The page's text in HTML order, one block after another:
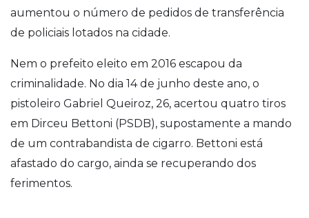
aumentou o número de pedidos de transferência
de policiais lotados na cidade.
Nem o prefeito eleito em 2016 escapou da
criminalidade. No dia 14 de junho deste ano, o
pistoleiro Gabriel Queiroz, 26, acertou quatro tiros
em Dirceu Bettoni (PSDB), supostamente a mando
de um contrabandista de cigarro. Bettoni está
afastado do cargo, ainda se recuperando dos
ferimentos.